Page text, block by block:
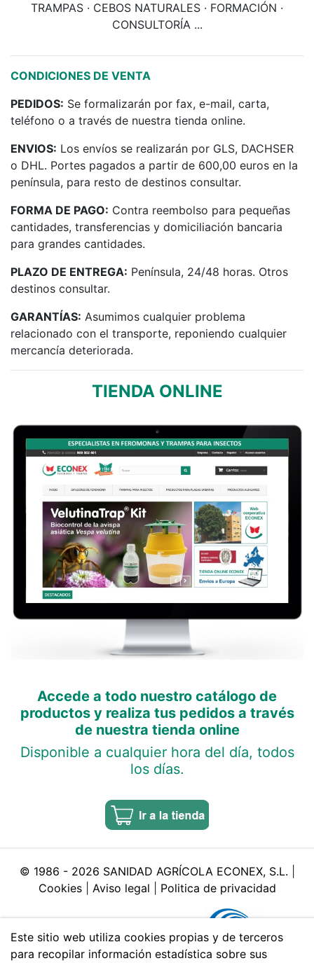
TRAMPAS · CEBOS NATURALES · FORMACIÓN ·
CONSULTORÍA ...
CONDICIONES DE VENTA
PEDIDOS: Se formalizarán por fax, e-mail, carta,
teléfono o a través de nuestra tienda online.
ENVIOS: Los envíos se realizarán por GLS, DACHSER
o DHL. Portes pagados a partir de 600,00 euros en la
península, para resto de destinos consultar.
FORMA DE PAGO: Contra reembolso para pequeñas
cantidades, transferencias y domiciliación bancaria
para grandes cantidades.
PLAZO DE ENTREGA: Península, 24/48 horas. Otros
destinos consultar.
GARANTÍAS: Asumimos cualquier problema
relacionado con el transporte, reponiendo cualquier
mercancía deteriorada.
TIENDA ONLINE
Accede a todo nuestro catálogo de
productos y realiza tus pedidos a través
de nuestra tienda online
Disponible a cualquier hora del día, todos
los días.
© 1986 - 2026 SANIDAD AGRÍCOLA ECONEX, S.L.
Cookies| Aviso legal Politica de privacidad
Este sitio web utiliza cookies propias y de terceros
para recopilar información estadística sobre sus